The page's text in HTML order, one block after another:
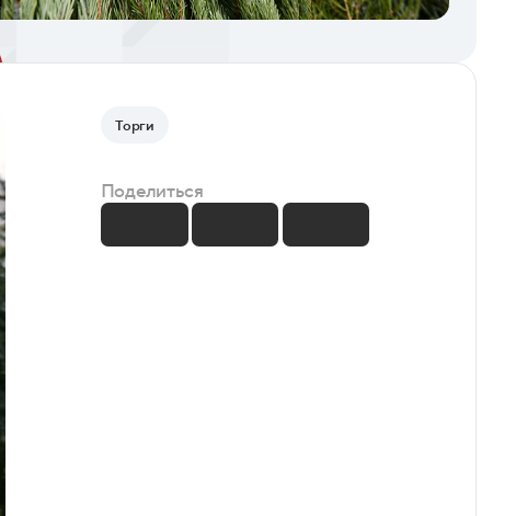
Торги
Поделиться